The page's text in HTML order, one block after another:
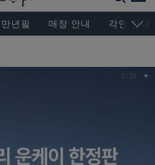
SINCE 2004
년필 매장 안내 각인 안내
2/20 +